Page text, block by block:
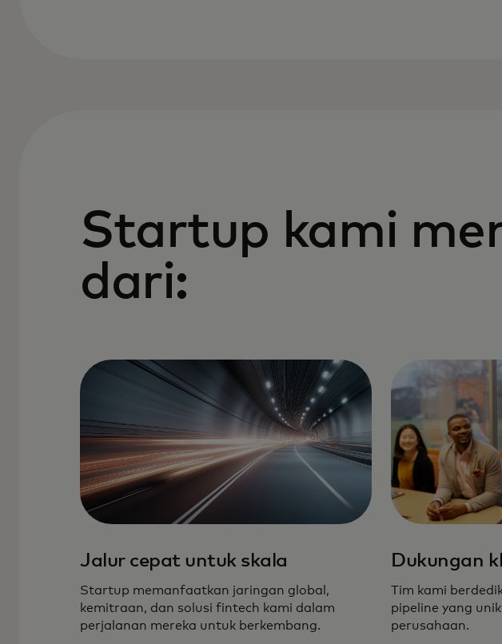
Startup kami
dari:
Jalur cepat untuk skala
Startup memanfaatkan jaringan global,
kemitraan, dan solusi fintech kami dalam
perjalanan mereka untuk berkembang.
Dukungan
Tim kami
pipeline yang
perusahaan.